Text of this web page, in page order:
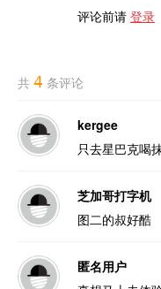
评论前请 登录
共 4 条评论
kergee
只去星巴克喝
芝加哥打字机
图二的叔好酷
匿名用户